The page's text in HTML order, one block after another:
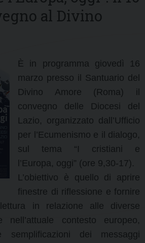
al Divino
È in programma giovedì 16
marzo presso il Santuario del
Divino Amore (Roma) il
convegno delle Diocesi del
Lazio, organizzato dall’Ufficio
per l’Ecumenismo e il dialogo,
sul tema “I cristiani e
l’Europa, oggi” (ore 9,30-17).
L’obiettivo è quello di aprire
finestre di riflessione e fornire
in relazione alle diverse
nell’attuale contesto europeo,
dei messaggi